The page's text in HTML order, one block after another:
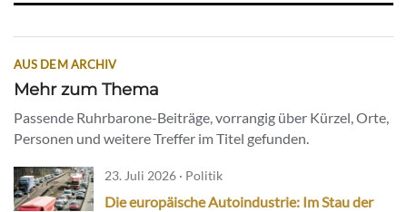
AUS DEM ARCHIV
Mehr zum Thema
Passende Ruhrbarone-Beiträge, vorrangig über Kürzel, Orte,
Personen und weitere Treffer im Titel gefunden.
23. Juli 2026 · Politik
Die europäische Autoindustrie: Im Stau der